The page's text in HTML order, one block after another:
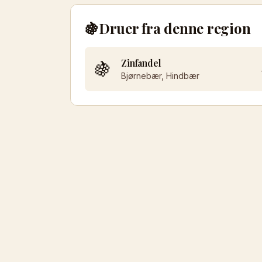
🍇Druer fra denne region
🍇 Zinfandel
Bjørnebær, Hindbær